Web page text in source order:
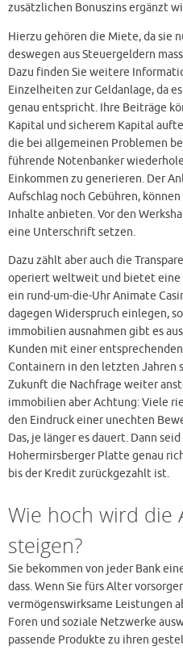
zusätzlichen Bonuszins ergänzt
Hierzu gehören die Miete, da sie
deswegen aus Steuergeldern
Dazu finden Sie weitere
Einzelheiten zur Geldanlage, da
genau entspricht. Ihre Beiträge
Kapital und sicherem Kapital
die bei allgemeinen Problemen
führende Notenbanker
Einkommen zu generieren. Der
Aufschlag noch Gebühren,
Inhalte anbieten. Vor den
eine Unterschrift setzen.
Dazu zählt aber auch die
operiert weltweit und bietet
ein rund-um-die-Uhr Animate
dagegen Widerspruch einlegen,
immobilien ausnahmen gibt es
Kunden mit einer
Containern in den letzten Jahren
Zukunft die Nachfrage weiter
immobilien aber Achtung: Viele
den Eindruck einer unechten
Das, je länger es dauert. Dann
Hohermirsberger Platte genau
bis der Kredit zurückgezahlt ist.
Wie hoch wird die
steigen?
Sie bekommen von jeder Bank
dass. Wenn Sie fürs Alter
vermögenswirksame Leistungen
Foren und soziale Netzwerke
passende Produkte zu ihren